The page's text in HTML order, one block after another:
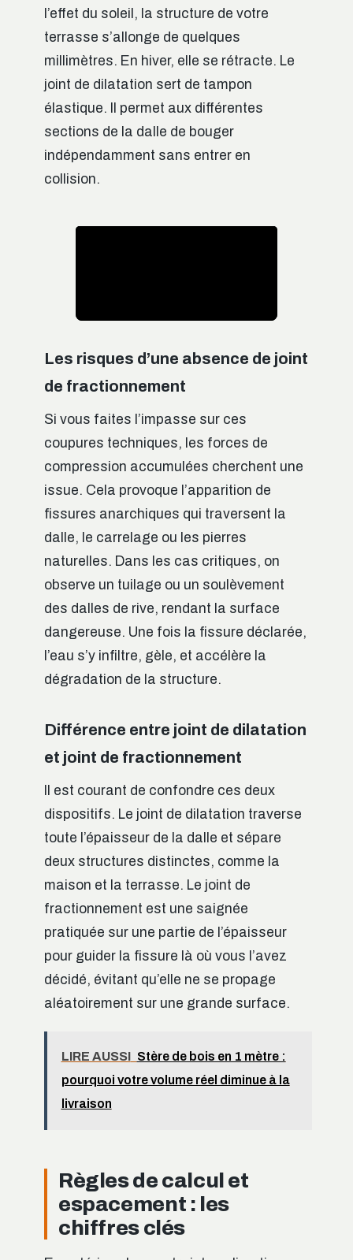
l’effet du soleil, la structure de votre
terrasse s’allonge de quelques
millimètres. En hiver, elle se rétracte. Le
joint de dilatation sert de tampon
élastique. Il permet aux différentes
sections de la dalle de bouger
indépendamment sans entrer en
collision.
Les risques d’une absence de joint
de fractionnement
Si vous faites l’impasse sur ces
coupures techniques, les forces de
compression accumulées cherchent une
issue. Cela provoque l’apparition de
fissures anarchiques qui traversent la
dalle, le carrelage ou les pierres
naturelles. Dans les cas critiques, on
observe un tuilage ou un soulèvement
des dalles de rive, rendant la surface
dangereuse. Une fois la fissure déclarée,
l’eau s’y infiltre, gèle, et accélère la
dégradation de la structure.
Différence entre joint de dilatation
et joint de fractionnement
Il est courant de confondre ces deux
dispositifs. Le joint de dilatation traverse
toute l’épaisseur de la dalle et sépare
deux structures distinctes, comme la
maison et la terrasse. Le joint de
fractionnement est une saignée
pratiquée sur une partie de l’épaisseur
pour guider la fissure là où vous l’avez
décidé, évitant qu’elle ne se propage
aléatoirement sur une grande surface.
LIRE AUSSI Stère de bois en 1 mètre :
pourquoi votre volume réel diminue à la
livraison
Règles de calcul et
espacement : les
chiffres clés